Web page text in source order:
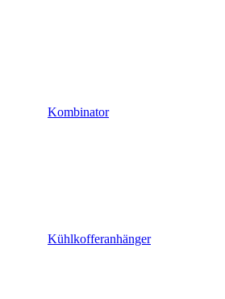
Kombinator
Kühlkofferanhänger